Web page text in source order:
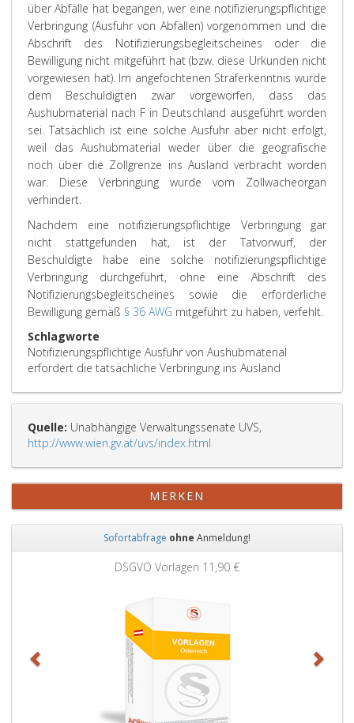
über Abfälle hat begangen, wer eine notifizierungspflichtige
Verbringung (Ausfuhr von Abfällen) vorgenommen und die
Abschrift des Notifizierungsbegleitscheines oder die
Bewilligung nicht mitgeführt hat (bzw. diese Urkunden nicht
vorgewiesen hat). Im angefochtenen Straferkenntnis wurde
dem Beschuldigten zwar vorgeworfen, dass das
Aushubmaterial nach F in Deutschland ausgeführt worden
sei. Tatsächlich ist eine solche Ausfuhr aber nicht erfolgt,
weil das Aushubmaterial weder über die geografische
noch über die Zollgrenze ins Ausland verbracht worden
war. Diese Verbringung wurde vom Zollwacheorgan
verhindert.
Nachdem eine notifizierungspflichtige Verbringung gar
nicht stattgefunden hat, ist der Tatvorwurf, der
Beschuldigte habe eine solche notifizierungspflichtige
Verbringung durchgeführt, ohne eine Abschrift des
Notifizierungsbegleitscheines sowie die erforderliche
Bewilligung gemäß § 36 AWG mitgeführt zu haben, verfehlt.
Schlagworte
Notifizierungspflichtige Ausfuhr von Aushubmaterial
erfordert die tatsächliche Verbringung ins Ausland
Quelle: Unabhängige Verwaltungssenate UVS,
http://www.wien.gv.at/uvs/index.html
MERKEN
Sofortabfrage ohne Anmeldung!
DSGVO Vorlagen 11,90 €